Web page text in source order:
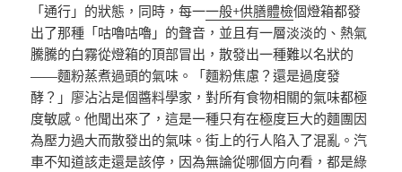
「通行」的狀態，同時，每一一般+供膳體檢個燈箱都發
出了那種「咕嚕咕嚕」的聲音，並且有一層淡淡的、熱氣
騰騰的白霧從燈箱的頂部冒出，散發出一種難以名狀的
——麵粉蒸煮過頭的氣味。「麵粉焦慮？還是過度發
酵？」廖沾沾是個醬料學家，對所有食物相關的氣味都極
度敏感。他聞出來了，這是一種只有在極度巨大的麵團因
為壓力過大而散發出的氣味。街上的行人陷入了混亂。汽
車不知道該走還是該停，因為無論從哪個方向看，都是綠